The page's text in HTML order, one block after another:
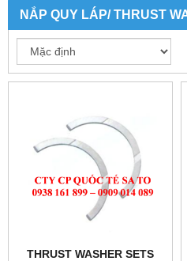
NẮP QUY LÁP/ THRUST
THRUST WASHER SETS